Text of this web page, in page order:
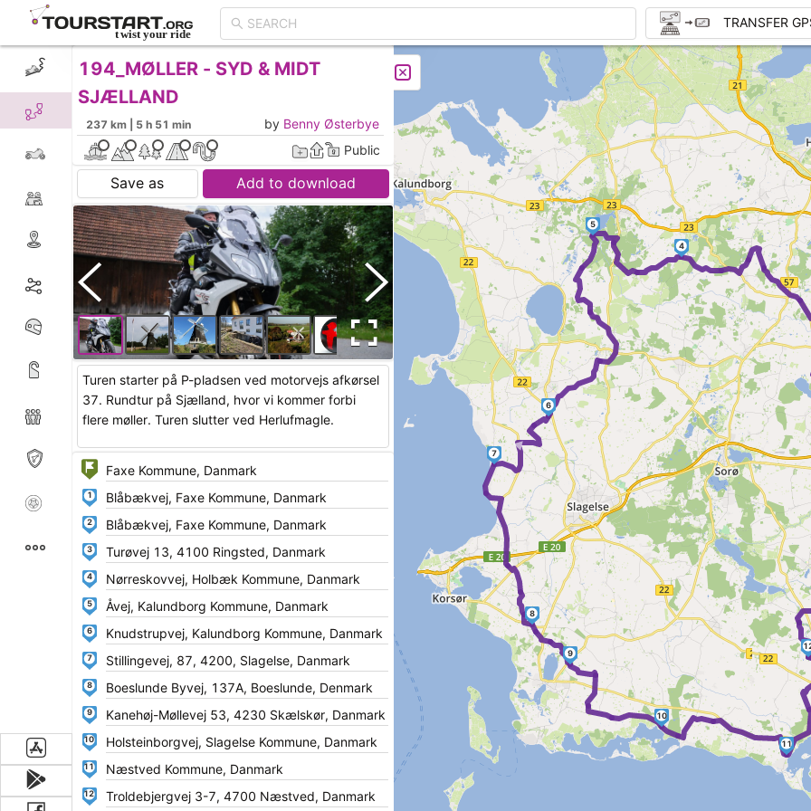
►
4
5
6
7
8
9
10
11
TRANSFER
CREATE TOUR LIST
194_MØLLER - SYD & MIDT
SJÆLLAND
237 km | 5 h 51 min by Benny Østerbye
Public
Save as Add to download
Turen starter på P-pladsen ved motorvejs afkørsel
37. Rundtur på Sjælland, hvor vi kommer forbi
flere møller. Turen slutter ved Herlufmagle.
1
2
3
4
5
6
7
8
9
10
11
12